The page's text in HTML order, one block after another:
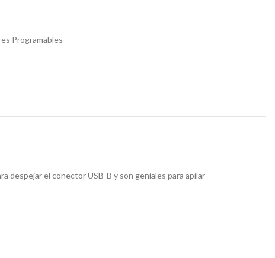
Programables
despejar el conector USB-B y son geniales para apilar